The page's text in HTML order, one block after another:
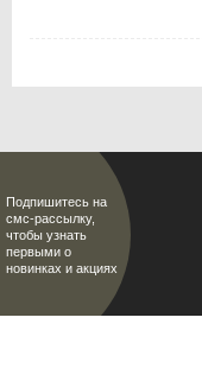
Подпишитесь на
смс-рассылку,
чтобы узнать
первыми о
новинках и акциях